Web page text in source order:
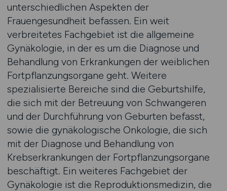
unterschiedlichen Aspekten der
Frauengesundheit befassen. Ein weit
verbreitetes Fachgebiet ist die allgemeine
Gynäkologie, in der es um die Diagnose und
Behandlung von Erkrankungen der weiblichen
Fortpflanzungsorgane geht. Weitere
spezialisierte Bereiche sind die Geburtshilfe,
die sich mit der Betreuung von Schwangeren
und der Durchführung von Geburten befasst,
sowie die gynäkologische Onkologie, die sich
mit der Diagnose und Behandlung von
Krebserkrankungen der Fortpflanzungsorgane
beschäftigt. Ein weiteres Fachgebiet der
Gynäkologie ist die Reproduktionsmedizin, die